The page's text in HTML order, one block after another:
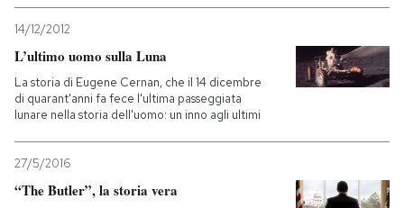
SHOP
CALENDARIO
AREA PERSONALE
Entra
14/12/2012
L’ultimo uomo sulla Luna
La storia di Eugene Cernan, che il 14 dicembre
di quarant'anni fa fece l'ultima passeggiata
lunare nella storia dell'uomo: un inno agli ultimi
27/5/2016
“The Butler”, la storia vera